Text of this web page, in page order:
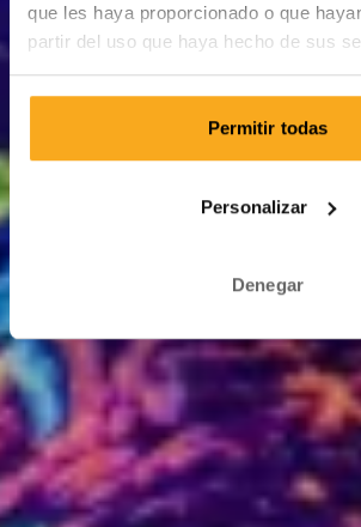
que les haya proporcionado o que
partir del uso que haya hecho de sus
Permitir todas
Personalizar
Denegar